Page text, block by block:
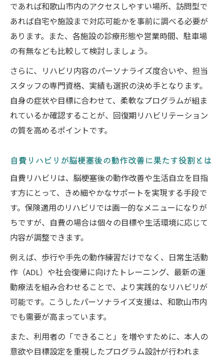
であれば和歌山市内のアクセスしやすい場所、訪問型で
あれば自宅や施設まで対応可能かを事前に調べる必要が
あります。また、各施設の診療形態や営業時間、駐車場
の有無なども比較して検討しましょう。
さらに、リハビリ内容のパーソナライズ度合いや、担当
スタッフの専門資格、実績も選択の決め手となります。
自身の症状や目標に合わせて、柔軟なプログラムが組ま
れているか確認することが、回復期リハビリテーション
の質を高めるポイントです。
自費リハビリが脳梗塞後の動作改善に果たす役割とは
自費リハビリは、脳梗塞後の動作改善や生活自立を目指
す方にとって、きめ細やかなサポートを実現する手段で
す。保険適用のリハビリでは画一的なメニューになりが
ちですが、自費の場合は個々の目標や生活環境に応じて
内容が調整できます。
例えば、歩行や手先の動作練習だけでなく、日常生活動
作（ADL）や社会復帰に向けたトレーニング、最新の運
動療法を組み合わせることで、より実践的なリハビリが
可能です。こうしたパーソナライズ支援は、和歌山市内
でも需要が高まっています。
また、利用者の「できること」を増やすために、本人の
意欲や目標設定を重視したプログラム設計が行われま